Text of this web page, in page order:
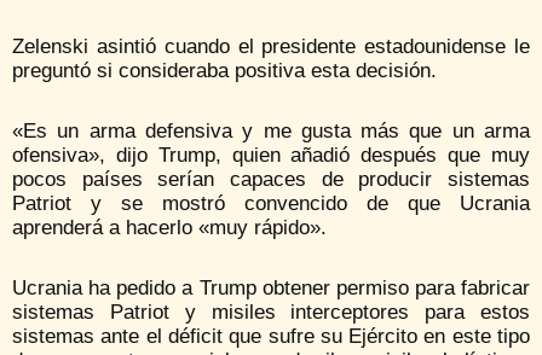
Zelenski asintió cuando el presidente estadounidense le
preguntó si consideraba positiva esta decisión.
«Es un arma defensiva y me gusta más que un arma
ofensiva», dijo Trump, quien añadió después que muy
pocos países serían capaces de producir sistemas
Patriot y se mostró convencido de que Ucrania
aprenderá a hacerlo «muy rápido».
Ucrania ha pedido a Trump obtener permiso para fabricar
sistemas Patriot y misiles interceptores para estos
sistemas ante el déficit que sufre su Ejército en este tipo